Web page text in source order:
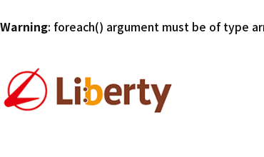
Warning: foreach() argument must be of type